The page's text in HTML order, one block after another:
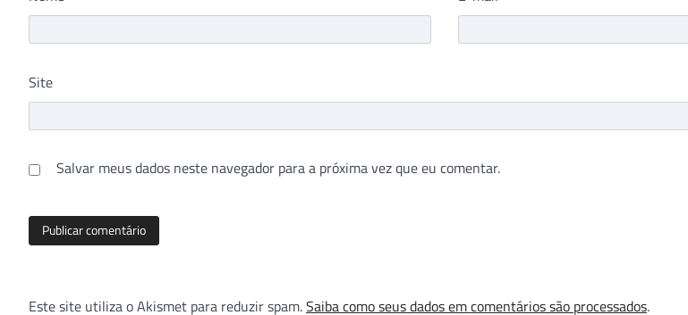
Site
Salvar meus dados neste navegador para a próxima vez que eu comentar.
Este site utiliza o Akismet para reduzir spam.Saiba como seus dados em comentários são processados.